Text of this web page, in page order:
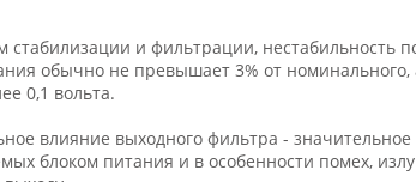
и фильтрации, нестабильность
обычно не превышает 3% от
0,1 вольта.
влияние выходного фильтра -
блоком питания и в особенности помех,